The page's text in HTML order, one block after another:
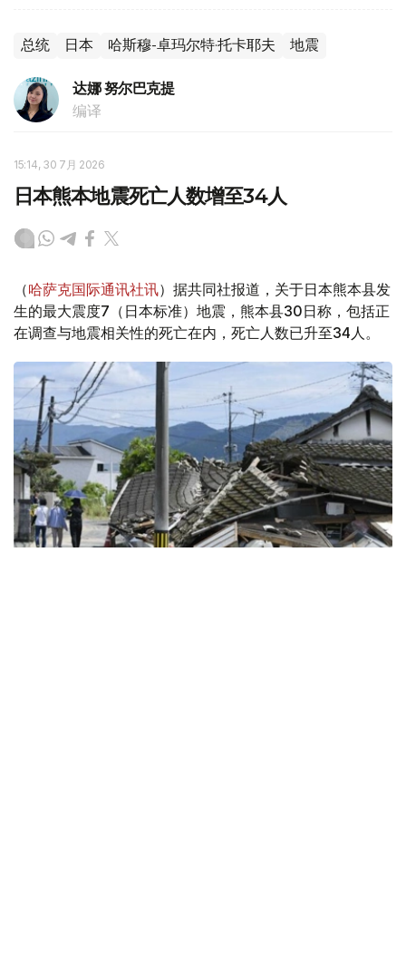
总统 日本 哈斯穆-卓玛尔特·托卡耶夫 地震
达娜 努尔巴克提
编译
15:14, 30 7月 2026
日本熊本地震死亡人数增至34人
（哈萨克国际通讯社讯）据共同社报道，关于日本熊本县发
生的最大震度7（日本标准）地震，熊本县30日称，包括正
在调查与地震相关性的死亡在内，死亡人数已升至34人。